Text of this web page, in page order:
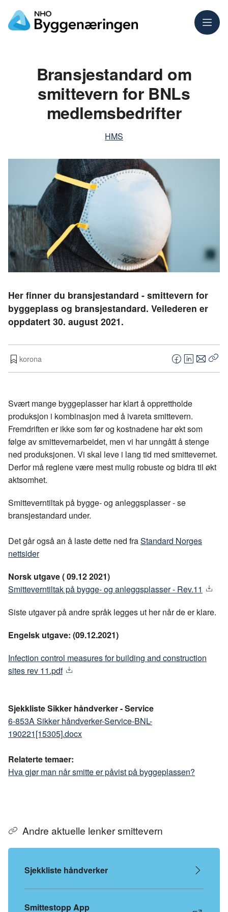
Meny
Bransjestandard om
smittevern for BNLs
medlemsbedrifter
HMS
Her finner du bransjestandard - smittevern for
byggeplass og bransjestandard. Veilederen er
oppdatert 30. august 2021.
korona
F
a
e
b
o
o
L
i
k
e
d
n
E
-
t
Svært mange byggeplasser har klart å opprettholde
produksjon i kombinasjon med å ivareta smittevern.
Fremdriften er ikke som før og kostnadene har økt som
følge av smittevernarbeidet, men vi har unngått å stenge
ned produksjonen. Vi skal leve i lang tid med smittevernet.
Derfor må reglene være mest mulig robuste og bidra til økt
aktsomhet.
Smitteverntiltak på bygge- og anleggsplasser - se
bransjestandard under.
Det går også an å laste dette ned fraStandard Norges
nettsider
Norsk utgave ( 09.12 2021)
Smitteverntiltak på bygge- og anleggsplasser - Rev.11
Siste utgaver på andre språk legges ut her når de er klare.
Engelsk utgave: (09.12.2021)
Infection control measures for building and construction
sites rev 11.pdf
Sjekkliste Sikker håndverker - Service
6-853A Sikker håndverker-Service-BNL-
190221[15305].docx
Relaterte temaer:
Hva gjør man når smitte er påvist på byggeplassen?
Andre aktuelle lenker smittevern
Sjekkliste håndverker
Smittestopp App